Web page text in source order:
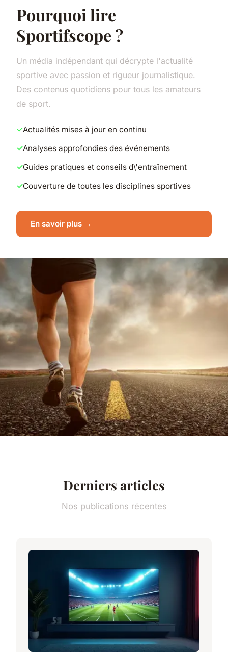
Pourquoi lire
Sportifscope ?
Un média indépendant qui décrypte l'actualité
sportive avec passion et rigueur journalistique.
Des contenus quotidiens pour tous les amateurs
de sport.
Actualités mises à jour en continu
Analyses approfondies des événements
Guides pratiques et conseils d\'entraînement
Couverture de toutes les disciplines sportives
En savoir plus →
Derniers articles
Nos publications récentes